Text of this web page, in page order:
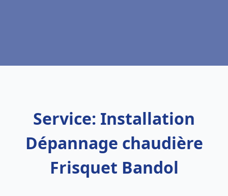
Service: Installation
Dépannage chaudière
Frisquet Bandol